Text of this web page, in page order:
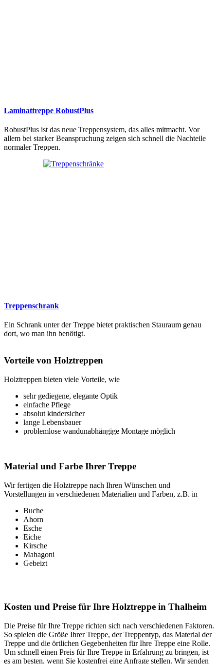
Laminattreppe RobustPlus
RobustPlus ist das neue Treppensystem, das alles mitmacht. Vor
allem bei starker Beanspruchung zeigen sich schnell die Nachteile
normaler Treppen.
Treppenschrank
Ein Schrank unter der Treppe bietet praktischen Stauraum genau
dort, wo man ihn benötigt.
Vorteile von Holztreppen
Holztreppen bieten viele Vorteile, wie
sehr gediegene, elegante Optik
einfache Pflege
absolut kindersicher
lange Lebensbauer
problemlose wandunabhängige Montage möglich
Material und Farbe Ihrer Treppe
Wir fertigen die Holztreppe nach Ihren Wünschen und
Vorstellungen in verschiedenen Materialien und Farben, z.B. in
Buche
Ahorn
Esche
Eiche
Kirsche
Mahagoni
Gebeizt
Kosten und Preise für Ihre Holztreppe in Thalheim
Die Preise für Ihre Treppe richten sich nach verschiedenen Faktoren.
So spielen die Größe Ihrer Treppe, der Treppentyp, das Material der
Treppe und die örtlichen Gegebenheiten für Ihre Treppe eine Rolle.
Um schnell einen Preis für Ihre Treppe in Erfahrung zu bringen, ist
es am besten, wenn Sie kostenfrei eine Anfrage stellen. Wir senden